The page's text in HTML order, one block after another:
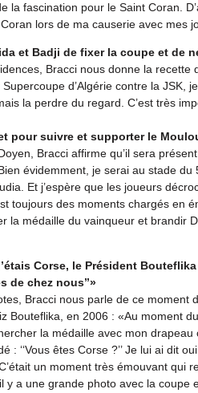
la fascination pour le Saint Coran.
lors de ma causerie avec mes
et Badji de fixer la coupe et de
Bracci nous donne la recette
d’Algérie contre la JSK,
la perdre du regard. C’est très
pour suivre et supporter le
Bracci affirme qu’il sera
évidemment, je serai au stade
Et j’espère que les joueurs
toujours des moments chargés en
la médaille du vainqueur et brandir
Corse, le Président
de chez nous’’»
Bracci nous parle de ce moment
Bouteflika, en 2006 : «Au moment
la médaille avec mon
: ‘‘Vous êtes Corse ?’’ Je lui ai dit
un moment très émouvant qui
y a une grande photo avec la